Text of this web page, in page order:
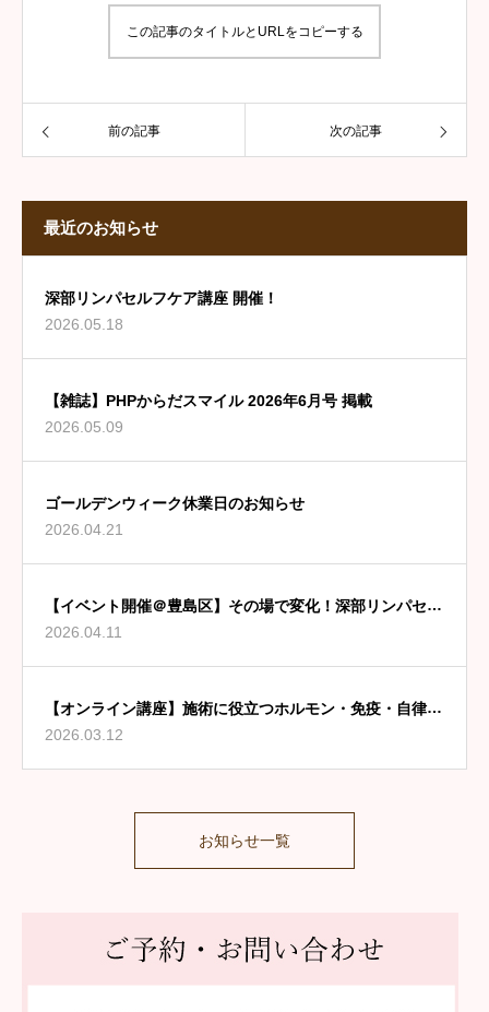
この記事のタイトルとURLをコピーする
前の記事 次の記事
最近のお知らせ
深部リンパセルフケア講座 開催！
2026.05.18
【雑誌】PHPからだスマイル 2026年6月号 掲載
2026.05.09
ゴールデンウィーク休業日のお知らせ
2026.04.21
【イベント開催＠豊島区】その場で変化！深部リンパセル
フケア
2026.04.11
【オンライン講座】施術に役立つホルモン・免疫・自律神
経の知識 第２弾
2026.03.12
お知らせ一覧